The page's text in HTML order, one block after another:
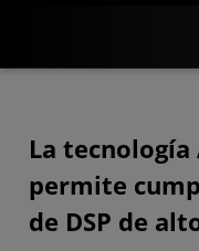
La tecnología
permite
de DSP de